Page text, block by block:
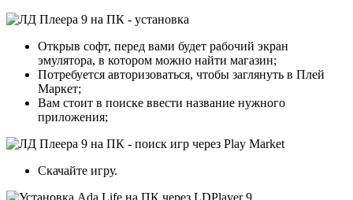
Открыв софт, перед вами будет рабочий экран
эмулятора, в котором можно найти магазин;
Потребуется авторизоваться, чтобы заглянуть в Плей
Маркет;
Вам стоит в поиске ввести название нужного
приложения;
Скачайте игру.